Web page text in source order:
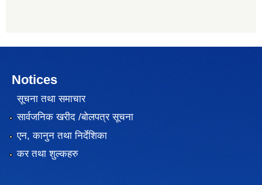
Notices
सूचना तथा समाचार
सार्वजनिक खरीद /बोलपत्र सूचना
एन, कानुन तथा निर्देशिका
कर तथा शुल्कहरु